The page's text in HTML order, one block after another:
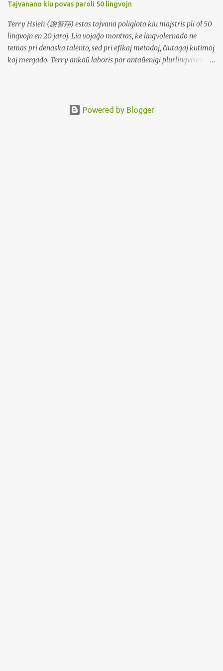
aŭtovojo Pinggir! = Dirita al la ŝoforo de publika transporto kiam
pasaĝero volas eliri Simpang = Vojkruciĝoj aŭ tridirektaj
intersekciĝoj Tembak = Mallongigo aŭ rekta itinero a...
Tajvanano kiu povas paroli 50 lingvojn
Terry Hsieh (謝智翔) estas tajvana poligloto kiu majstris pli ol 50
lingvojn en 20 jaroj. Lia vojaĝo montras, ke lingvolernado ne
temas pri denaska talento, sed pri efikaj metodoj, ĉiutagaj kutimoj
kaj mergado. Terry ankaŭ laboris por antaŭenigi plurlingvismon
lingvoj devus esti parto de ĉiutaga vivo, ne nur akademiaj fakoj,
Powered by Blogger